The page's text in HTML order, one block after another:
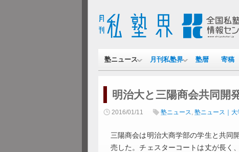
塾ニュース 月刊私塾界 塾暦 寄稿
明治大と三陽商会共同開
2016/01/11 塾ニュース, 塾ニュース｜大
三陽商会は明治大商学部の学生と共同
売した。チェスターコートは丈が長く